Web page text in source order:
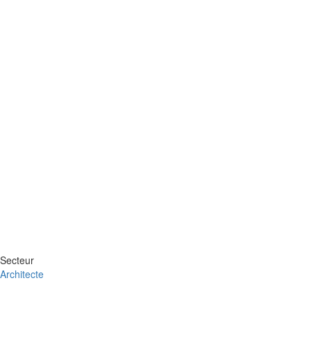
Secteur
Architecte